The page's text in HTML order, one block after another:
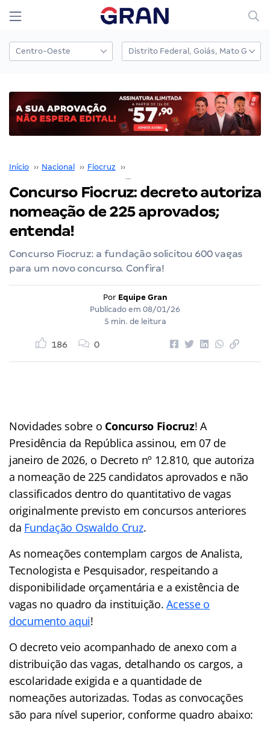
Início ›› Nacional ›› Fiocruz ››
Concurso Fiocruz: decreto autoriza
nomeação de 225 aprovados;
entenda!
Concurso Fiocruz: a fundação solicitou 600 vagas
para um novo concurso. Confira!
Por Equipe Gran
Publicado em 08/01/26
5 min. de leitura
186 0
Novidades sobre o Concurso Fiocruz! A
Presidência da República assinou, em 07 de
janeiro de 2026, o Decreto nº 12.810, que autoriza
a nomeação de 225 candidatos aprovados e não
classificados dentro do quantitativo de vagas
originalmente previsto em concursos anteriores
da Fundação Oswaldo Cruz.
As nomeações contemplam cargos de Analista,
Tecnologista e Pesquisador, respeitando a
disponibilidade orçamentária e a existência de
vagas no quadro da instituição.Acesse o
documento aqui!
O decreto veio acompanhado de anexo com a
distribuição das vagas, detalhando os cargos, a
escolaridade exigida e a quantidade de
nomeações autorizadas. Todas as convocações
são para nível superior, conforme quadro abaixo: